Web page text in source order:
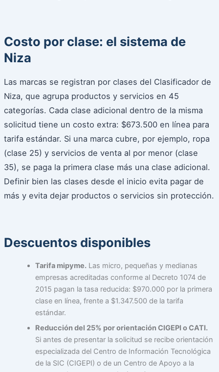
Costo por clase: el sistema de
Niza
Las marcas se registran por clases del Clasificador de
Niza, que agrupa productos y servicios en 45
categorías. Cada clase adicional dentro de la misma
solicitud tiene un costo extra: $673.500 en línea para
tarifa estándar. Si una marca cubre, por ejemplo, ropa
(clase 25) y servicios de venta al por menor (clase
35), se paga la primera clase más una clase adicional.
Definir bien las clases desde el inicio evita pagar de
más y evita dejar productos o servicios sin protección.
Descuentos disponibles
Tarifa mipyme.Las micro, pequeñas y medianas
empresas acreditadas conforme al Decreto 1074 de
2015 pagan la tasa reducida: $970.000 por la primera
clase en línea, frente a $1.347.500 de la tarifa
estándar.
Reducción del 25% por orientación CIGEPI o CATI.
Si antes de presentar la solicitud se recibe orientación
especializada del Centro de Información Tecnológica
de la SIC (CIGEPI) o de un Centro de Apoyo a la